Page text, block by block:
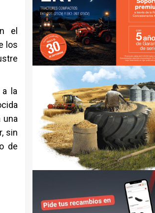
el
los
la
una
sin
de